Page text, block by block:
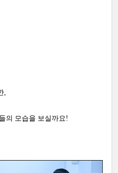
,
의 모습을 보실까요!